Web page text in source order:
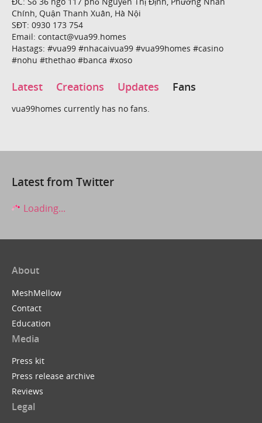
Chính, Quận Thanh Xuân, Hà Nội
SĐT: 0930 173 754
Email: contact@vua99.homes
Hastags: #vua99 #nhacaivua99 #vua99homes #casino
#nohu #thethao #banca #xoso
Latest Creations Updates Fans
vua99homes currently has no fans.
Latest from Twitter
Loading...
About
MeshMellow
Contact
Education
Media
Press kit
Press release archive
Reviews
Legal